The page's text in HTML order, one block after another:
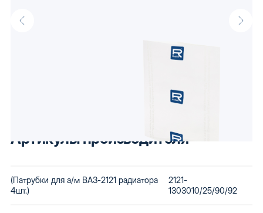
Патрубки для а/м ВАЗ-2121 радиатора оптом от производителя
Низкая стоимость сохраняется за счет использования
бюджетного сырья и вторичной переработки бракованной
продукции. Купив автозапчасти Raddo, Вы получаете детали,
Артикулы производителя
(Патрубки для а/м ВАЗ-2121 радиатора
4шт.)
2121-
1303010/25/90/92